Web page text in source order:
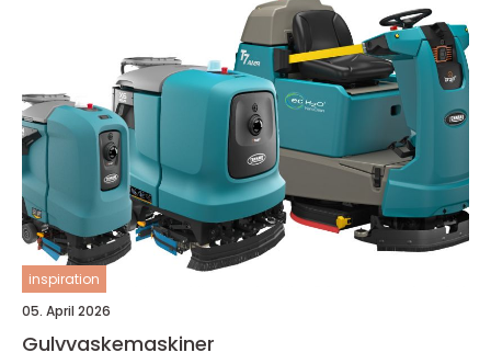
inspiration
05. April 2026
Gulvvaskemaskiner